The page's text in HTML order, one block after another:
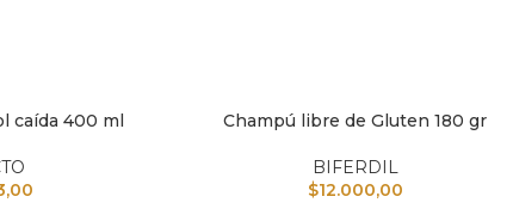
caída 400 ml AÑADIR AL CARRITO
Champú libre de Gluten 180 gr
BIFERDIL
$12.000,00